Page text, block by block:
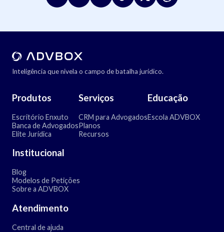
Inteligência que nivela o campo de batalha jurídico.
Produtos
Escritório Enxuto
Banca de Advogados
Elite Jurídica
Serviços
CRM para Advogados
Planos
Recursos
Educação
Escola ADVBOX
Institucional
Blog
Modelos de Petições
Sobre a ADVBOX
Atendimento
Central de ajuda